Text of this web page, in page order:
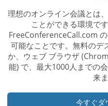
理想のオンライン会議とは
ことができる環境で
FreeConferenceCall.com
可能なことです。無料のデ
か、ウェブ ブラウザ
能) で、最大1000人までの
来ま
今すぐダ